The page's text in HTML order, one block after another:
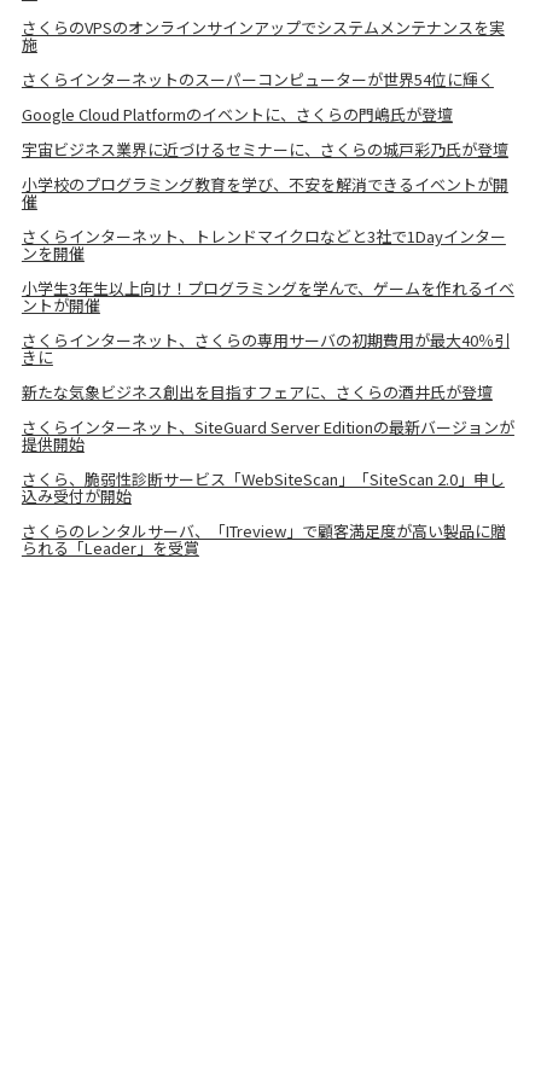
さくらのVPSのオンラインサインアップでシステムメンテナンスを実
施
さくらインターネットのスーパーコンピューターが世界54位に輝く
Google Cloud Platformのイベントに、さくらの門嶋氏が登壇
宇宙ビジネス業界に近づけるセミナーに、さくらの城戸彩乃氏が登壇
小学校のプログラミング教育を学び、不安を解消できるイベントが開
催
さくらインターネット、トレンドマイクロなどと3社で1Dayインター
ンを開催
小学生3年生以上向け！プログラミングを学んで、ゲームを作れるイベ
ントが開催
さくらインターネット、さくらの専用サーバの初期費用が最大40％引
きに
新たな気象ビジネス創出を目指すフェアに、さくらの酒井氏が登壇
さくらインターネット、SiteGuard Server Editionの最新バージョンが
提供開始
さくら、脆弱性診断サービス「WebSiteScan」「SiteScan 2.0」申し
込み受付が開始
さくらのレンタルサーバ、「ITreview」で顧客満足度が高い製品に贈
られる「Leader」を受賞